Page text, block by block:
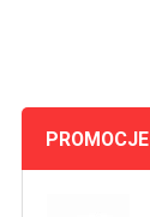
PROMOCJE